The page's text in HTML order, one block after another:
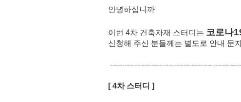
안녕하십니까
이번 4차 건축자재 스터디는 코로나
신청해 주신 분들께는 별도로 안내 문
[ 4차 스터디 ]